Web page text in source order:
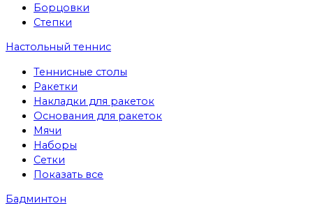
Борцовки
Степки
Настольный теннис
Теннисные столы
Ракетки
Накладки для ракеток
Основания для ракеток
Мячи
Наборы
Сетки
Показать все
Бадминтон